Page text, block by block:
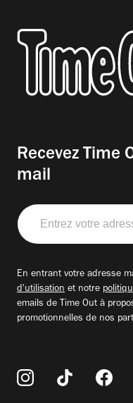
Recevez Time
mail
Entrez
votre
adresse
En entrant votre adresse
d'utilisation et notre
emails de Time Out à
promotionnelles de nos